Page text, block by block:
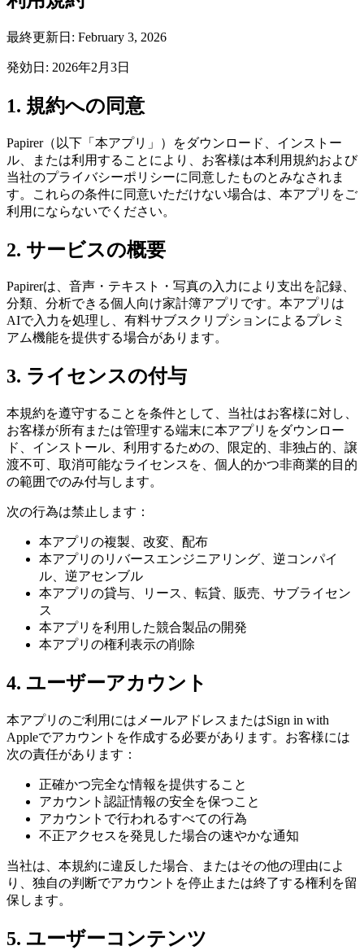
最終更新日: February 3, 2026
発効日: 2026年2月3日
1. 規約への同意
Papirer（以下「本アプリ」）をダウンロード、インストー
ル、または利用することにより、お客様は本利用規約および
当社のプライバシーポリシーに同意したものとみなされま
す。これらの条件に同意いただけない場合は、本アプリをご
利用にならないでください。
2. サービスの概要
Papirerは、音声・テキスト・写真の入力により支出を記録、
分類、分析できる個人向け家計簿アプリです。本アプリは
AIで入力を処理し、有料サブスクリプションによるプレミ
アム機能を提供する場合があります。
3. ライセンスの付与
本規約を遵守することを条件として、当社はお客様に対し、
お客様が所有または管理する端末に本アプリをダウンロー
ド、インストール、利用するための、限定的、非独占的、譲
渡不可、取消可能なライセンスを、個人的かつ非商業的目的
の範囲でのみ付与します。
次の行為は禁止します：
本アプリの複製、改変、配布
本アプリのリバースエンジニアリング、逆コンパイ
ル、逆アセンブル
本アプリの貸与、リース、転貸、販売、サブライセン
ス
本アプリを利用した競合製品の開発
本アプリの権利表示の削除
4. ユーザーアカウント
本アプリのご利用にはメールアドレスまたはSign in with
Appleでアカウントを作成する必要があります。お客様には
次の責任があります：
正確かつ完全な情報を提供すること
アカウント認証情報の安全を保つこと
アカウントで行われるすべての行為
不正アクセスを発見した場合の速やかな通知
当社は、本規約に違反した場合、またはその他の理由によ
り、独自の判断でアカウントを停止または終了する権利を留
保します。
5. ユーザーコンテンツ